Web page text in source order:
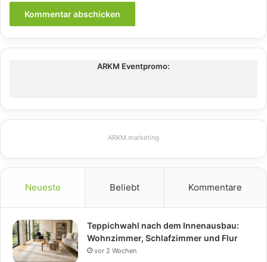
ARKM Eventpromo:
ARKM.marketing
Neueste Beliebt Kommentare
Teppichwahl nach dem Innenausbau:
Wohnzimmer, Schlafzimmer und Flur
vor 2 Wochen